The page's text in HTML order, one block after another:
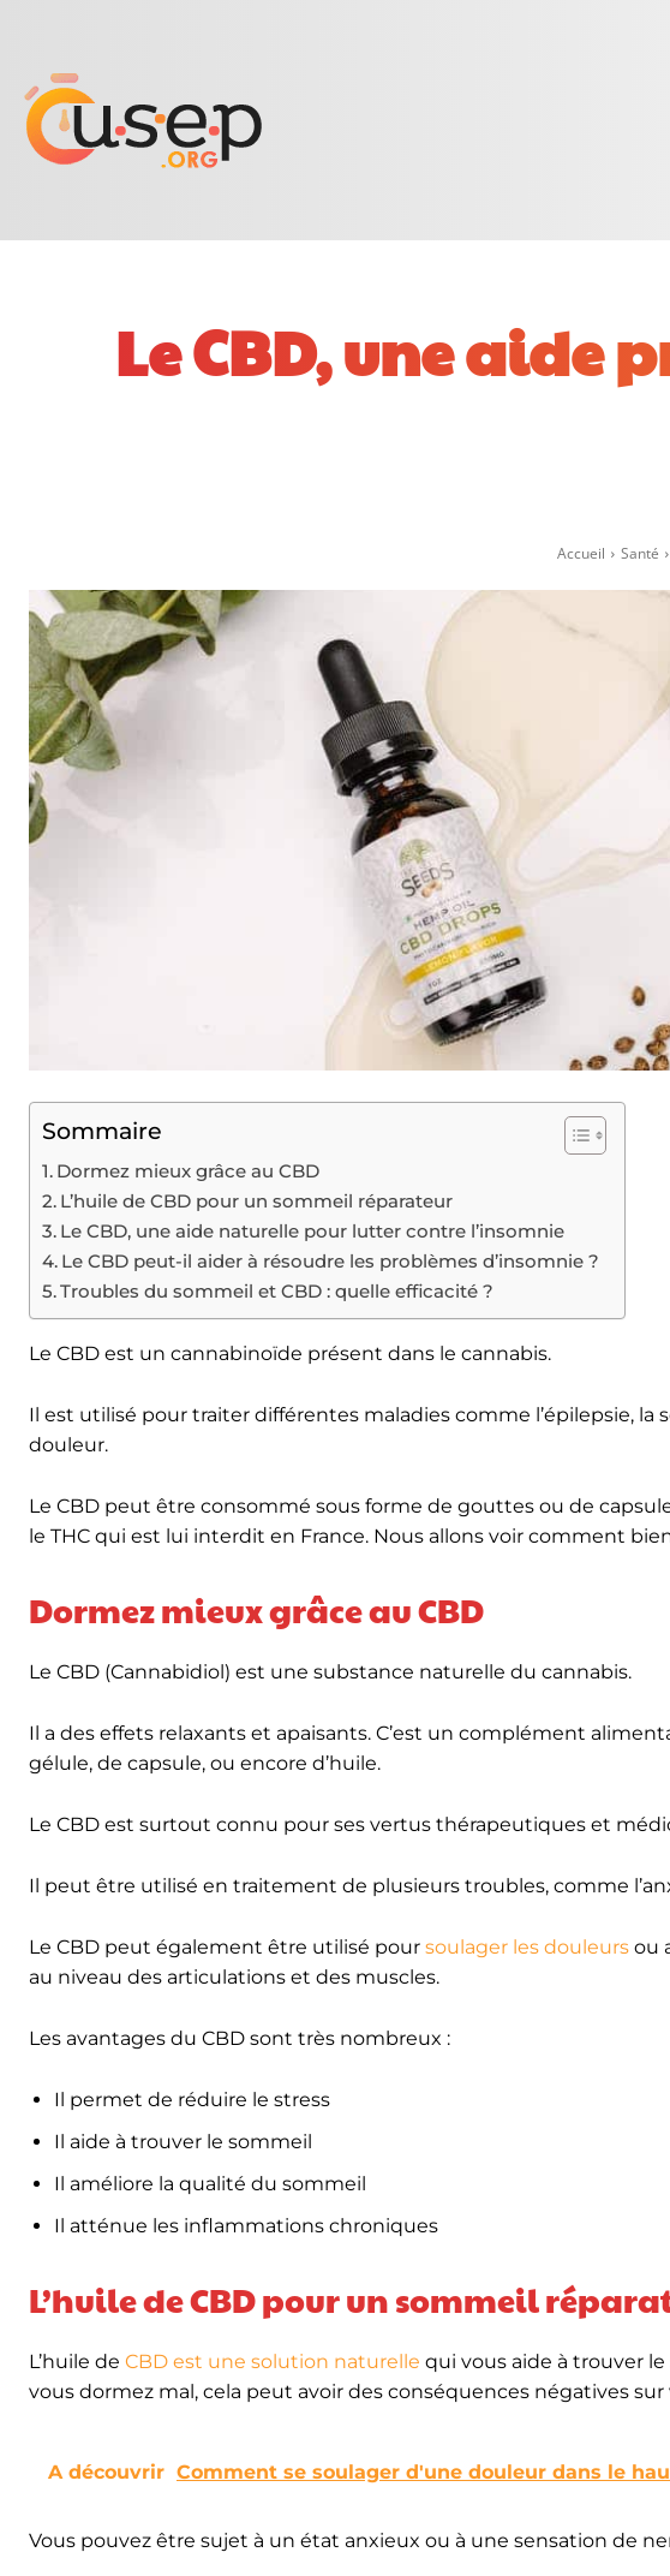
Le CBD, une aide
Accueil Santé
Sommaire
Dormez mieux grâce au CBD
L’huile de CBD pour un sommeil réparateur
Le CBD, une aide naturelle pour lutter contre l’insomnie
Le CBD peut-il aider à résoudre les problèmes d’insomnie ?
Troubles du sommeil et CBD : quelle efficacité ?
Le CBD est un cannabinoïde présent dans le cannabis.
Il est utilisé pour traiter différentes maladies comme l’épilepsie,
douleur.
Le CBD peut être consommé sous forme de gouttes ou de
le THC qui est lui interdit en France. Nous allons voir comment
Dormez mieux grâce au CBD
Le CBD (Cannabidiol) est une substance naturelle du cannabis.
Il a des effets relaxants et apaisants. C’est un complément
gélule, de capsule, ou encore d’huile.
Le CBD est surtout connu pour ses vertus thérapeutiques et
Il peut être utilisé en traitement de plusieurs troubles, comme
Le CBD peut également être utilisé pour soulager les douleurs ou
au niveau des articulations et des muscles.
Les avantages du CBD sont très nombreux :
Il permet de réduire le stress
Il aide à trouver le sommeil
Il améliore la qualité du sommeil
Il atténue les inflammations chroniques
L’huile de CBD pour un sommeil
L’huile de CBD est une solution naturelle qui vous aide à trouver
vous dormez mal, cela peut avoir des conséquences négatives
A découvrir Comment se soulager d'une douleur dans le
Vous pouvez être sujet à un état anxieux ou à une sensation de